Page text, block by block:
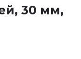
30 мм,